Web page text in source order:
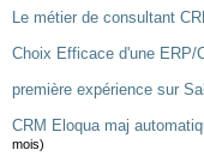
Le métier de consultant
Choix Efficace d'une ERP/
première expérience sur
CRM Eloqua maj
mois)